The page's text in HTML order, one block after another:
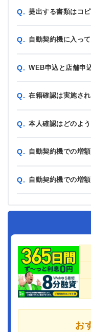
Q. 提出する書類はコ
Q. 自動契約機に入っ
Q. WEB申込と店舗申
Q. 在籍確認は実施さ
Q. 本人確認はどのよ
Q. 自動契約機での増
Q. 自動契約機での増
お